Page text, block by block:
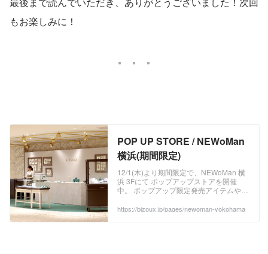
もお楽しみに！
POP UP STORE / NEWoMan
横浜(期間限定)
12/1(木)より期間限定で、NEWoMan 横
浜 3Fにて ポップアップストアを開催
中。 ポップアップ限定発売アイテムや、
ど、 さまざまなジュエリーをご用意して
https://bizoux.jp/pages/newoman-yokohama